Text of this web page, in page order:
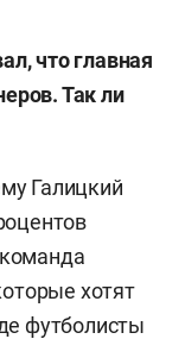
что главная
Так ли
Галицкий
хотят
футболисты